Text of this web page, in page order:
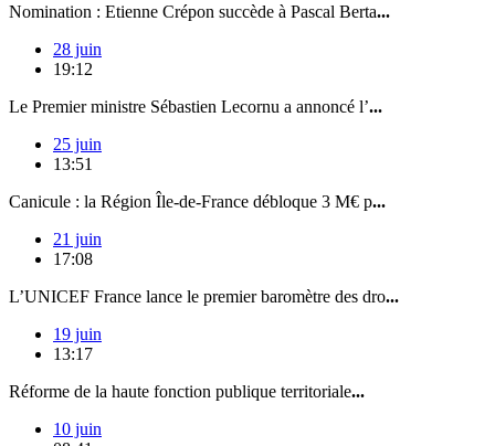
Nomination : Etienne Crépon succède à Pascal Berta...
28 juin
19:12
Le Premier ministre Sébastien Lecornu a annoncé l’...
25 juin
13:51
Canicule : la Région Île-de-France débloque 3 M€ p...
21 juin
17:08
L’UNICEF France lance le premier baromètre des dro...
19 juin
13:17
Réforme de la haute fonction publique territoriale...
10 juin